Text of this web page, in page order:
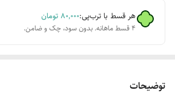
هر قسط با ترب‌پی:۸۰٬۰۰۰ تومان
۴ قسط ماهانه. بدون سود، چک و ضامن.
توضیحات